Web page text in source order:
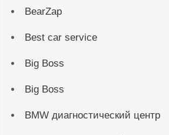
BearZap
Best car service
Big Boss
Big Boss
BMW диагностический центр